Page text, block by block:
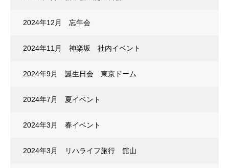
2024年12月 忘年会
2024年11月 神楽坂 社内イベント
2024年9月 誕生日会 東京ドーム
2024年7月 夏イベント
2024年3月 春イベント
2024年3月 リハライフ旅行 舘山